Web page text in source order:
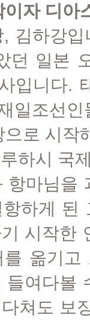
자 디아
, 김하강
던 일본
입니다.
일조선
으로 시작
하시 국
항마님을
하게 된
기 시작
옮기
들여다볼
쳐도 보